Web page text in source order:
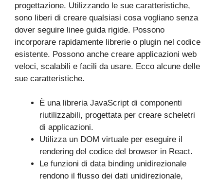
progettazione. Utilizzando le sue caratteristiche,
sono liberi di creare qualsiasi cosa vogliano senza
dover seguire linee guida rigide. Possono
incorporare rapidamente librerie o plugin nel codice
esistente. Possono anche creare applicazioni web
veloci, scalabili e facili da usare. Ecco alcune delle
sue caratteristiche.
È una libreria JavaScript di componenti
riutilizzabili, progettata per creare scheletri
di applicazioni.
Utilizza un DOM virtuale per eseguire il
rendering del codice del browser in React.
Le funzioni di data binding unidirezionale
rendono il flusso dei dati unidirezionale,